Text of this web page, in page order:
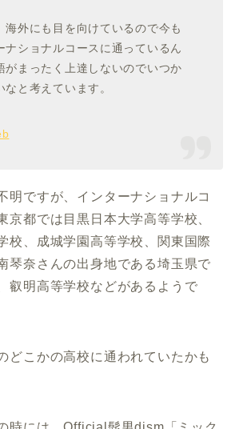
海外にも目を向けているので今も
ナショナルコースに通っているん
がまったく上達しないのでいつか
と考えています。
明ですが、インターナショナルコ
京都では目黒日本大学高等学校、
校、成城学園高等学校、関東国際
琴奈さんの出身地である埼玉県で
叡明高等学校などがあるようで
どこかの高校に通われていたかも